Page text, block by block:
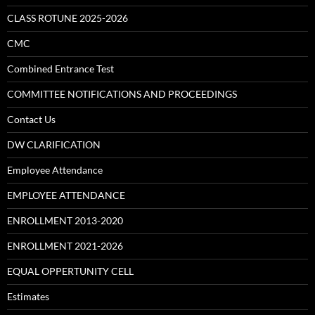
CLASS ROTUNE 2025-2026
CMC
Combined Entrance Test
COMMITTEE NOTIFICATIONS AND PROCEEDINGS
Contact Us
DW CLARIFICATION
Employee Attendance
EMPLOYEE ATTENDANCE
ENROLLMENT 2013-2020
ENROLLMENT 2021-2026
EQUAL OPPERTUNITY CELL
Estimates